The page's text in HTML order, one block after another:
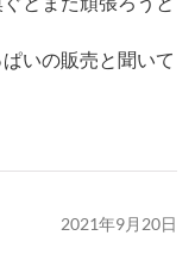
いの販売と聞いて
2021年9月20日